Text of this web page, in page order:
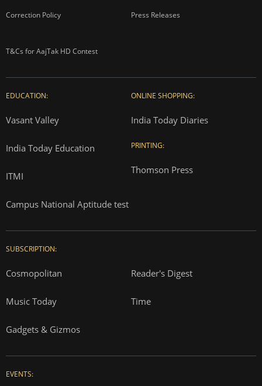
Correction Policy Press Releases
T&Cs for AajTak HD Contest
EDUCATION:
Vasant Valley
India Today Education
ITMI
Campus National Aptitude test
ONLINE SHOPPING:
India Today Diaries
PRINTING:
Thomson Press
SUBSCRIPTION:
Cosmopolitan Reader's Digest
Music Today Time
Gadgets & Gizmos
EVENTS: